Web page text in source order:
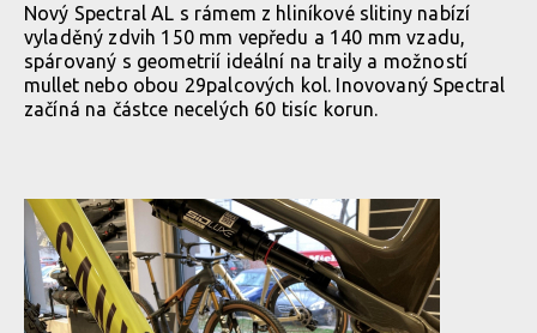
Nový Spectral AL s rámem z hliníkové slitiny nabízí
vyladěný zdvih 150 mm vepředu a 140 mm vzadu,
spárovaný s geometrií ideální na traily a možností
mullet nebo obou 29palcových kol. Inovovaný Spectral
začíná na částce necelých 60 tisíc korun.